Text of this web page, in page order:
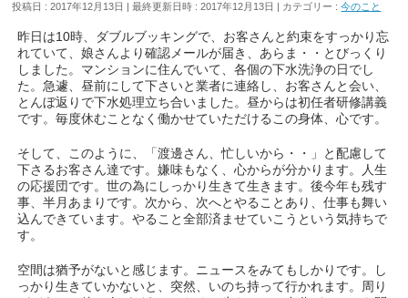
投稿日 : 2017年12月13日 最終更新日時 : 2017年12月13日 カテゴリー :今のこと
昨日は10時、ダブルブッキングで、お客さんと約束をすっかり忘
れていて、娘さんより確認メールが届き、あらま・・とびっくり
しました。マンションに住んでいて、各個の下水洗浄の日でし
た。急遽、昼前にして下さいと業者に連絡し、お客さんと会い、
とんぼ返りで下水処理立ち合いました。昼からは初任者研修講義
です。毎度休むことなく働かせていただけるこの身体、心です。
そして、このように、「渡邊さん、忙しいから・・」と配慮して
下さるお客さん達です。嫌味もなく、心からが分かります。人生
の応援団です。世の為にしっかり生きて生きます。後今年も残す
事、半月あまりです。次から、次へとやることあり、仕事も舞い
込んできています。やること全部済ませていこうという気持ちで
す。
空間は猶予がないと感じます。ニュースをみてもしかりです。し
っかり生きていかないと、突然、いのち持って行かれます。周り